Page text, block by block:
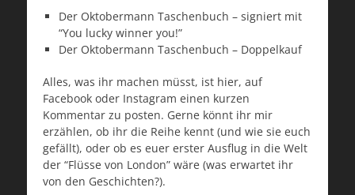
Der Oktobermann Taschenbuch – signiert mit
“You lucky winner you!”
Der Oktobermann Taschenbuch – Doppelkauf
Alles, was ihr machen müsst, ist hier, auf
Facebook oder Instagram einen kurzen
Kommentar zu posten. Gerne könnt ihr mir
erzählen, ob ihr die Reihe kennt (und wie sie euch
gefällt), oder ob es euer erster Ausflug in die Welt
der “Flüsse von London” wäre (was erwartet ihr
von den Geschichten?).